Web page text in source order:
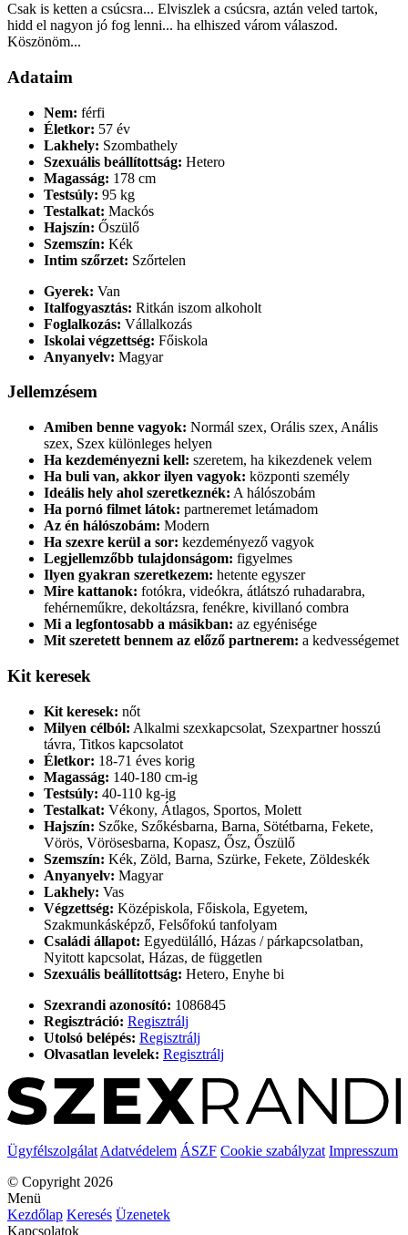
Csak is ketten a csúcsra... Elviszlek a csúcsra, aztán veled tartok,
hidd el nagyon jó fog lenni... ha elhiszed várom válaszod.
Köszönöm...
Adataim
Nem: férfi
Életkor: 57 év
Lakhely: Szombathely
Szexuális beállítottság: Hetero
Magasság: 178 cm
Testsúly: 95 kg
Testalkat: Mackós
Hajszín: Őszülő
Szemszín: Kék
Intim szőrzet: Szőrtelen
Gyerek: Van
Italfogyasztás: Ritkán iszom alkoholt
Foglalkozás: Vállalkozás
Iskolai végzettség: Főiskola
Anyanyelv: Magyar
Jellemzésem
Amiben benne vagyok: Normál szex, Orális szex, Anális
szex, Szex különleges helyen
Ha kezdeményezni kell: szeretem, ha kikezdenek velem
Ha buli van, akkor ilyen vagyok: központi személy
Ideális hely ahol szeretkeznék: A hálószobám
Ha pornó filmet látok: partneremet letámadom
Az én hálószobám: Modern
Ha szexre kerül a sor: kezdeményező vagyok
Legjellemzőbb tulajdonságom: figyelmes
Ilyen gyakran szeretkezem: hetente egyszer
Mire kattanok: fotókra, videókra, átlátszó ruhadarabra,
fehérneműkre, dekoltázsra, fenékre, kivillanó combra
Mi a legfontosabb a másikban: az egyénisége
Mit szeretett bennem az előző partnerem: a kedvességemet
Kit keresek
Kit keresek: nőt
Milyen célból: Alkalmi szexkapcsolat, Szexpartner hosszú
távra, Titkos kapcsolatot
Életkor: 18-71 éves korig
Magasság: 140-180 cm-ig
Testsúly: 40-110 kg-ig
Testalkat: Vékony, Átlagos, Sportos, Molett
Hajszín: Szőke, Szőkésbarna, Barna, Sötétbarna, Fekete,
Vörös, Vörösesbarna, Kopasz, Ősz, Őszülő
Szemszín: Kék, Zöld, Barna, Szürke, Fekete, Zöldeskék
Anyanyelv: Magyar
Lakhely: Vas
Végzettség: Középiskola, Főiskola, Egyetem,
Szakmunkásképző, Felsőfokú tanfolyam
Családi állapot: Egyedülálló, Házas / párkapcsolatban,
Nyitott kapcsolat, Házas, de független
Szexuális beállítottság: Hetero, Enyhe bi
Szexrandi azonosító: 1086845
Regisztráció: Regisztrálj
Utolsó belépés: Regisztrálj
Olvasatlan levelek: Regisztrálj
Ügyfélszolgálat Adatvédelem ÁSZF Cookie szabályzat Impresszum
© Copyright 2026
Menü
Kezdőlap Keresés Üzenetek
Kapcsolatok